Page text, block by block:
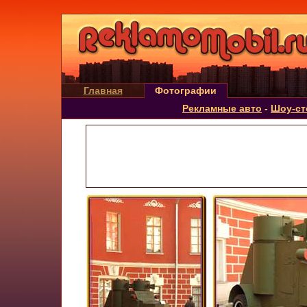
Главная
Фотографии
Рекламные авто - Шоу-